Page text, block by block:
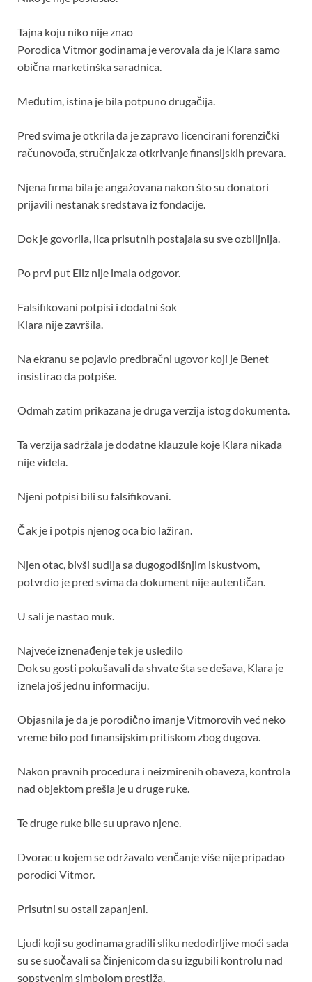
Tajna koju niko nije znao
Porodica Vitmor godinama je verovala da je Klara samo
obična marketinška saradnica.
Međutim, istina je bila potpuno drugačija.
Pred svima je otkrila da je zapravo licencirani forenzički
računovođa, stručnjak za otkrivanje finansijskih prevara.
Njena firma bila je angažovana nakon što su donatori
prijavili nestanak sredstava iz fondacije.
Dok je govorila, lica prisutnih postajala su sve ozbiljnija.
Po prvi put Eliz nije imala odgovor.
Falsifikovani potpisi i dodatni šok
Klara nije završila.
Na ekranu se pojavio predbračni ugovor koji je Benet
insistirao da potpiše.
Odmah zatim prikazana je druga verzija istog dokumenta.
Ta verzija sadržala je dodatne klauzule koje Klara nikada
nije videla.
Njeni potpisi bili su falsifikovani.
Čak je i potpis njenog oca bio lažiran.
Njen otac, bivši sudija sa dugogodišnjim iskustvom,
potvrdio je pred svima da dokument nije autentičan.
U sali je nastao muk.
Najveće iznenađenje tek je usledilo
Dok su gosti pokušavali da shvate šta se dešava, Klara je
iznela još jednu informaciju.
Objasnila je da je porodično imanje Vitmorovih već neko
vreme bilo pod finansijskim pritiskom zbog dugova.
Nakon pravnih procedura i neizmirenih obaveza, kontrola
nad objektom prešla je u druge ruke.
Te druge ruke bile su upravo njene.
Dvorac u kojem se održavalo venčanje više nije pripadao
porodici Vitmor.
Prisutni su ostali zapanjeni.
Ljudi koji su godinama gradili sliku nedodirljive moći sada
su se suočavali sa činjenicom da su izgubili kontrolu nad
sopstvenim simbolom prestiža.